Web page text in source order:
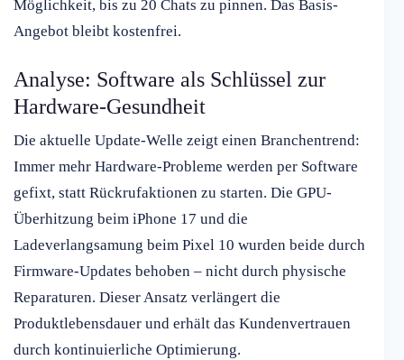
Möglichkeit, bis zu 20 Chats zu pinnen. Das Basis-
Angebot bleibt kostenfrei.
Analyse: Software als Schlüssel zur
Hardware-Gesundheit
Die aktuelle Update-Welle zeigt einen Branchentrend:
Immer mehr Hardware-Probleme werden per Software
gefixt, statt Rückrufaktionen zu starten. Die GPU-
Überhitzung beim iPhone 17 und die
Ladeverlangsamung beim Pixel 10 wurden beide durch
Firmware-Updates behoben – nicht durch physische
Reparaturen. Dieser Ansatz verlängert die
Produktlebensdauer und erhält das Kundenvertrauen
durch kontinuierliche Optimierung.